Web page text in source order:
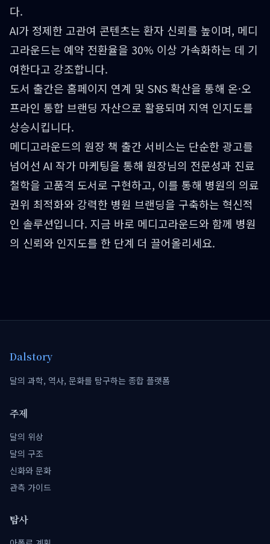
다.
AI가 정제한 고관여 콘텐츠는 환자 신뢰를 높이며, 메디
고라운드는 예약 전환율을 30% 이상 가속화하는 데 기
여한다고 강조합니다.
도서 출간은 홈페이지 연계 및 SNS 확산을 통해 온·오
프라인 통합 브랜딩 자산으로 활용되며 지역 인지도를
상승시킵니다.
메디고라운드의 원장 책 출간 서비스는 단순한 광고를
넘어선 AI 작가 마케팅을 통해 원장님의 전문성과 진료
철학을 고품격 도서로 구현하고, 이를 통해 병원의 의료
권위 최적화와 강력한 병원 브랜딩을 구축하는 혁신적
인 솔루션입니다. 지금 바로 메디고라운드와 함께 병원
의 신뢰와 인지도를 한 단계 더 끌어올리세요.
Dalstory
달의 과학, 역사, 문화를 탐구하는 종합 플랫폼
주제
달의 위상
달의 구조
신화와 문화
관측 가이드
탐사